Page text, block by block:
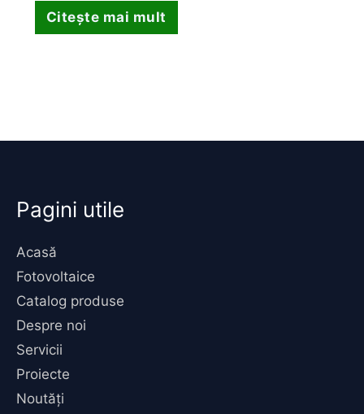
Citește mai mult
Pagini utile
Acasă
Fotovoltaice
Catalog produse
Despre noi
Servicii
Proiecte
Noutăți